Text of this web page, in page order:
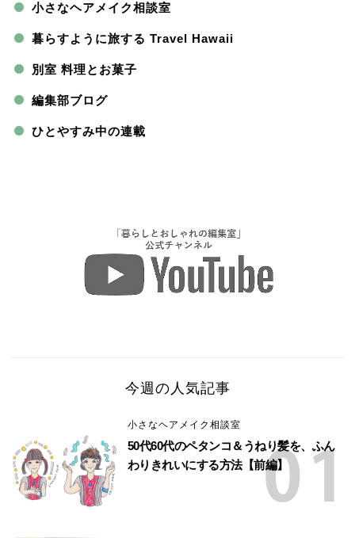
小さなヘアメイク相談室
暮らすように旅する Travel Hawaii
別室 料理とお菓子
編集部ブログ
ひとやすみ中の連載
今週の人気記事
小さなヘアメイク相談室
50代60代のペタンコ＆うねり髪を、ふん
わりきれいにする方法【前編】